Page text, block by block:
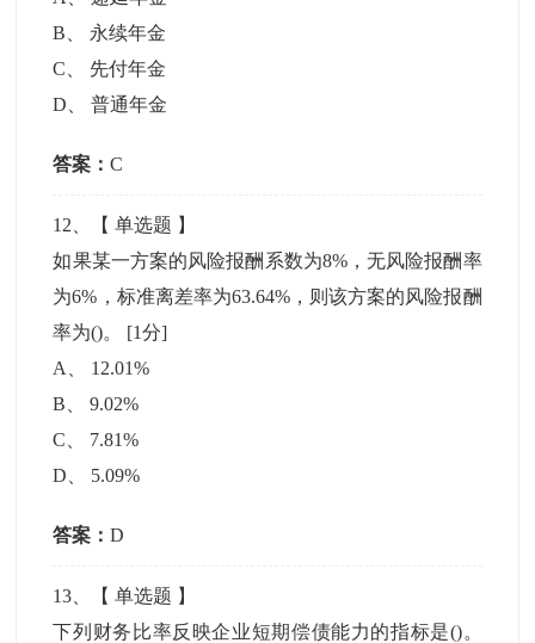
B
永续年金
C
先付年金
D 、普通年金
答案：C
12 、【单选题 】
如果某一方案的风险报酬系数为8%，无风险报酬率
为6%，标准离差率为63.64%，则该方案的风险报酬
率为()。 [1分]
A
12.01%
B 、9.02%
C
7.81%
D
5.09%
答案：D
13 、【单选题 】
下列财务比率反映企业短期偿债能力的指标是()。